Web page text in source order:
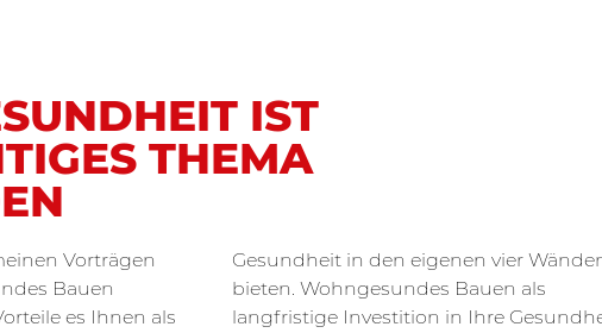
IST
THEMA
Vorträgen
Bauen
es Ihnen als
Gesundheit in den eigenen vier
bieten. Wohngesundes Bauen als
langfristige Investition in Ihre